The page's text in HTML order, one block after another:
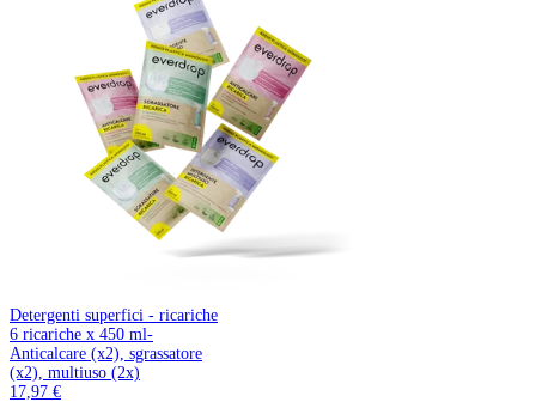
Detergenti superfici - ricariche
6 ricariche x 450 ml-
Anticalcare (x2), sgrassatore
(x2), multiuso (2x)
17,97 €